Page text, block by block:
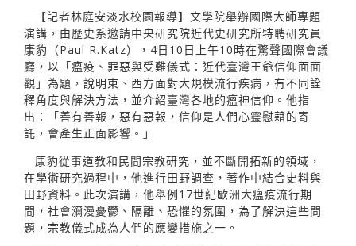
【記者林庭安淡水校園報導】文學院舉辦國際大師專題
演講，由歷史系邀請中央研究院近代史研究所特聘研究員
康豹（Paul R.Katz），4日10日上午10時在驚聲國際會議
廳，以「瘟疫、罪惡與受難儀式：近代臺灣王爺信仰面面
觀」為題，說明東、西方面對大規模流行疾病，有不同詮
釋角度與解決方法，並介紹臺灣各地的瘟神信仰。他指
出：「善有善報，惡有惡報，信仰是人們心靈慰藉的寄
託，會產生正面影響。」
康豹從事道教和民間宗教研究，並不斷開拓新的領域，
在學術研究過程中，他進行田野調查，著作中結合史料與
田野資料。此次演講，他舉例17世紀歐洲大瘟疫流行期
間，社會瀰漫憂鬱、隔離、恐懼的氛圍，為了解決這些問
題，宗教儀式成為人們的應變措施之一。